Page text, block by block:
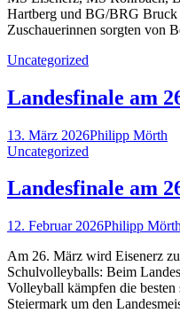
Hartberg und BG/BRG Bruck
Zuschauerinnen sorgten von
Uncategorized
Landesfinale am
13. März 2026Philipp Mörth
Uncategorized
Landesfinale am
12. Februar 2026Philipp Mörth
Am 26. März wird Eisenerz
Schulvolleyballs: Beim
Volleyball kämpfen die besten
Steiermark um den